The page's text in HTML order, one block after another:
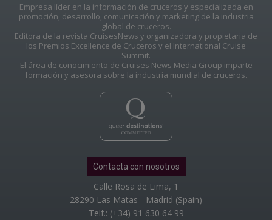
Empresa líder en la información de cruceros y especializada en
promoción, desarrollo, comunicación y marketing de la industria
global de cruceros.
Editora de la revista CruisesNews y organizadora y propietaria de
los Premios Excellence de Cruceros y el International Cruise
Summit.
El área de conocimiento de Cruises News Media Group imparte
formación y asesora sobre la industria mundial de cruceros.
Contacta con nosotros
Calle Rosa de Lima, 1
28290 Las Matas - Madrid (Spain)
Telf.: (+34) 91 630 64 99